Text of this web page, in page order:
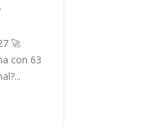
🚀
con 63